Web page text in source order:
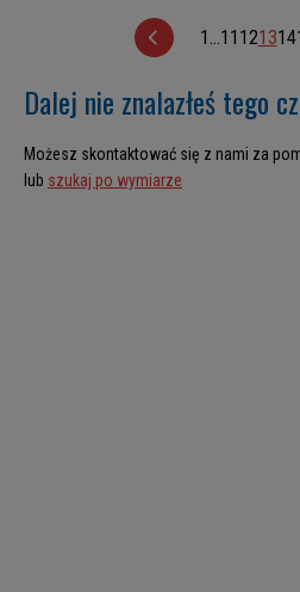
1 ...11 121314
Dalej nie znalazłeś tego
Możesz skontaktować się z nami za
lub szukaj po wymiarze